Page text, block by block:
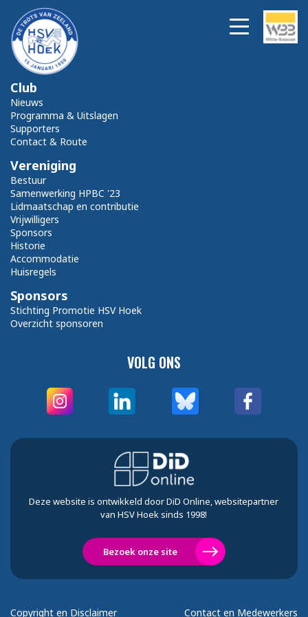
VOLG ONS
Club
Nieuws
Programma & Uitslagen
Supporters
Contact & Route
Vereniging
Bestuur
Samenwerking HPBC '23
Lidmaatschap en contributie
Vrijwilligers
Sponsors
Historie
Accommodatie
Huisregels
Sponsors
Stichting Promotie HSV Hoek
Overzicht sponsoren
Deze website is ontwikkeld door DiD Online, websitepartner
van HSV Hoek sinds 1998!
Bezoek onze site
Copyright en Disclaimer Contact en Medewerkers